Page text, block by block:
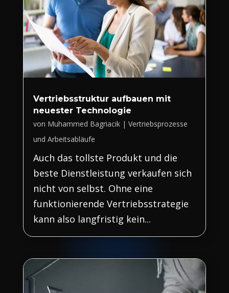
Vertriebsstruktur aufbauen mit
neuester Technologie
von Muhammed Bagriacik| Vertriebsprozesse
und Arbeitsabläufe
Auch das tollste Produkt und die
beste Dienstleistung verkaufen sich
nicht von selbst. Ohne eine
funktionierende Vertriebsstrategie
kann also langfristig kein...